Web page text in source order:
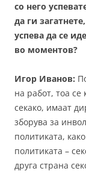
со него
да ги
успева да се
во моментов?
Игор Иванов:
на работ, тоа
секако, имаат
зборува за
политиката,
политиката –
друга страна